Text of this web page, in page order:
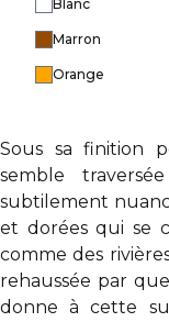
Blanc
Marron
Orange
Sous sa finition
semble
subtilement
et dorées qui se
comme des
rehaussée par
donne à cette